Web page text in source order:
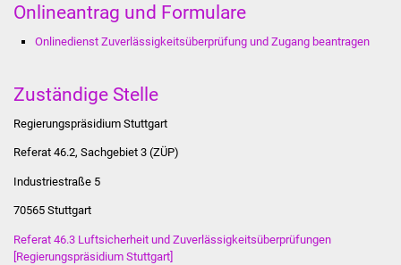
Hitzewarnung / UV-
Kultur & Freizeit
Onlineantrag und Formulare
Onlinedienst Zuverlässigkeitsüberprüfung und Zugang beantragen
Zuständige Stelle
Regierungspräsidium Stuttgart
Referat 46.2, Sachgebiet 3 (ZÜP)
Industriestraße 5
70565 Stuttgart
Referat 46.3 Luftsicherheit und Zuverlässigkeitsüberprüfungen
[Regierungspräsidium Stuttgart]